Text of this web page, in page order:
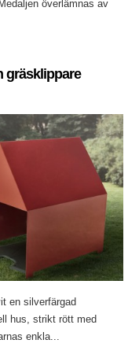
överlämnas av
gräsklippare
en silverfärgad
hus, strikt rött med
enkla...